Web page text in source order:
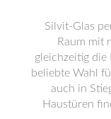
Silvit-Glas
Raum mit
gleichzeitig die
beliebte Wahl
auch in
Haustüren